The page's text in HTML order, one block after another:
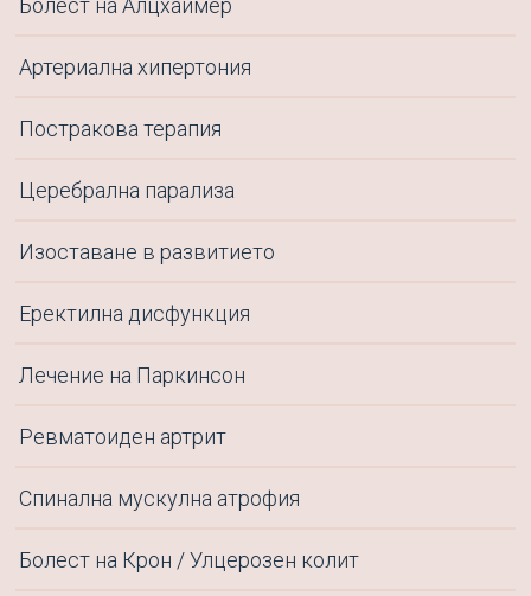
¡Bienvenido!
Болест на Алцхаймер
Артериална хипертония
Постракова терапия
Церебрална парализа
Изоставане в развитието
Еректилна дисфункция
Лечение на Паркинсон
Ревматоиден артрит
Спинална мускулна атрофия
Болест на Крон / Улцерозен колит